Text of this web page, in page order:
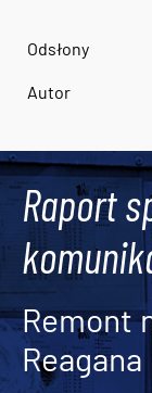
Odsłony
Autor
Raport
Remont
Reagana